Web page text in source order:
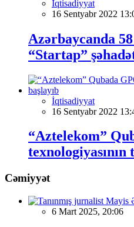
İqtisadiyyat
16 Sentyabr 2022
Azərbaycanda
“Startap”
İqtisadiyyat
16 Sentyabr 2022
“Aztelekom”
texnologiyasının
Cəmiyyət
6 Mart 2025, 20:06